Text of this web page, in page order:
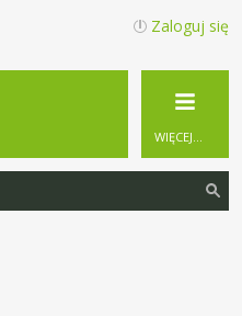
Zaloguj się
WIĘCEJ…